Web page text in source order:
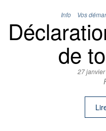
Info Vos
de
27